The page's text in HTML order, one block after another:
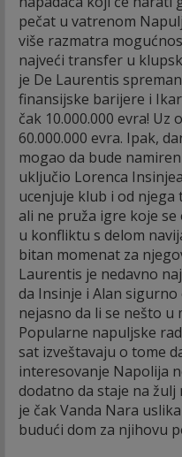
pečat u vatrenom
više razmatra
najveći transfer u
je De Laurentis
finansijske barijere i
čak 10.000.000 evra!
60.000.000 evra. Ipak,
mogao da bude
uključio Lorenca
ucenjuje klub i od njega
ali ne pruža igre koje
u konfliktu s delom
bitan momenat za
Laurentis je nedavno
da Insinje i Alan
nejasno da li se nešto
Popularne napuljske
sat izveštavaju o tome
interesovanje Napolija
dodatno da staje na
je čak Vanda Nara
budući dom za njihovu